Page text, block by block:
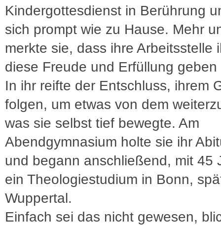
Kindergottesdienst in Berührung
sich prompt wie zu Hause. Mehr
merkte sie, dass ihre Arbeitsstelle
diese Freude und Erfüllung
In ihr reifte der Entschluss, ihrem
folgen, um etwas von dem
was sie selbst tief bewegte. Am
Abendgymnasium holte sie ihr
und begann anschließend, mit 45
ein Theologiestudium in Bonn,
Wuppertal.
Einfach sei das nicht gewesen,